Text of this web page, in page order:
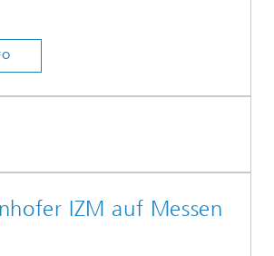
IZM auf Messen